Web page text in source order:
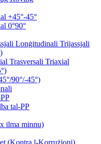
+45°-45°
0°90°
Lonġitudinali Trijassjali
Trasversali Triaxial
90°/-45°)
tal-PP
ilma minnu)
(Kontra l-Korrużjoni)